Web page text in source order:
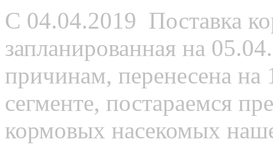
С 04.04.2019 Поставка
запланированная на
причинам, перенесена
сегменте, постараемся
кормовых насекомых